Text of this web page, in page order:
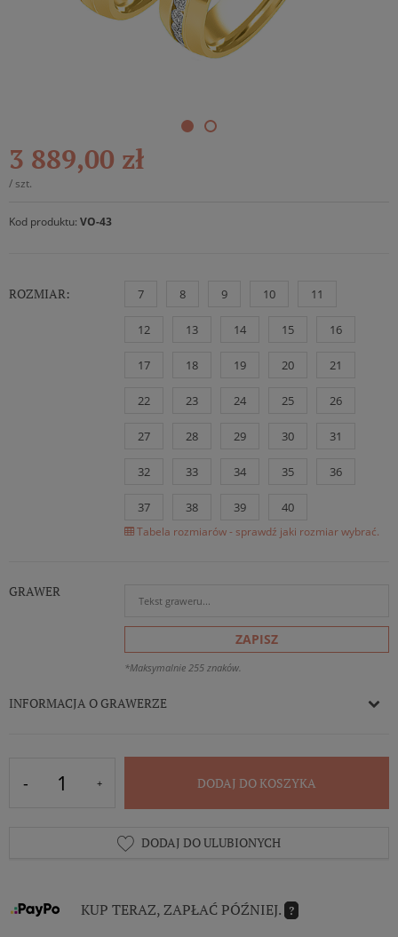
3 889,00 zł
/ szt.
Kod produktu: VO-43
ROZMIAR: 7 8 9 10 11
12 13 14 15 16
17 18 19 20 21
22 23 24 25 26
27 28 29 30 31
32 33 34 35 36
37 38 39 40
Tabela rozmiarów - sprawdź jaki rozmiar wybrać.
GRAWER
ZAPISZ
*Maksymalnie 255 znaków.
INFORMACJA O GRAWERZE
DODAJ DO KOSZYKA
DODAJ DO ULUBIONYCH
KUP TERAZ, ZAPŁAĆ PÓŹNIEJ. ?